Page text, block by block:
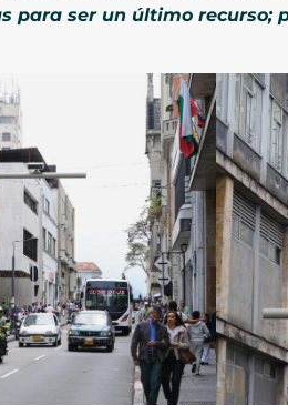
para ser un último